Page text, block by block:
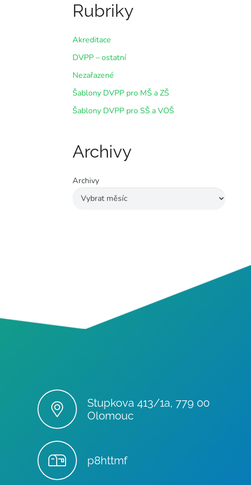
Rubriky
Akreditace
DVPP – ostatní
Nezařazené
Šablony DVPP pro MŠ a ZŠ
Šablony DVPP pro SŠ a VOŠ
Archivy
Archivy
Stupkova 413/1a, 779 00
Olomouc
p8httmf